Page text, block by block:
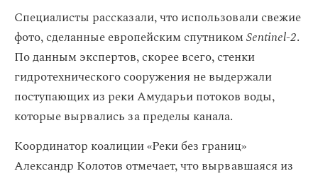
Специалисты рассказали, что использовали свежие
фото, сделанные европейским спутникомSentinel-2.
По данным экспертов, скорее всего, стенки
гидротехнического сооружения не выдержали
поступающих из реки Амударьи потоков воды,
которые вырвались за пределы канала.
Координатор коалиции «Реки без границ»
Александр Колотов отмечает, что вырвавшаяся из